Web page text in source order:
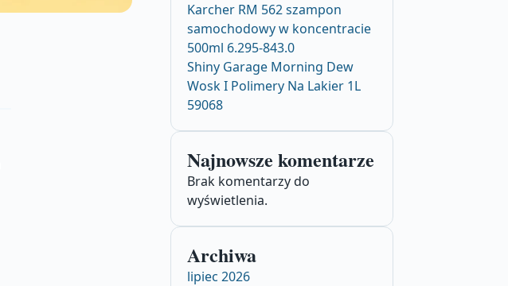
Karcher RM 562 szampon
samochodowy w koncentracie
500ml 6.295-843.0
Shiny Garage Morning Dew
Wosk I Polimery Na Lakier 1L
59068
Najnowsze komentarze
Brak komentarzy do
wyświetlenia.
Archiwa
lipiec 2026